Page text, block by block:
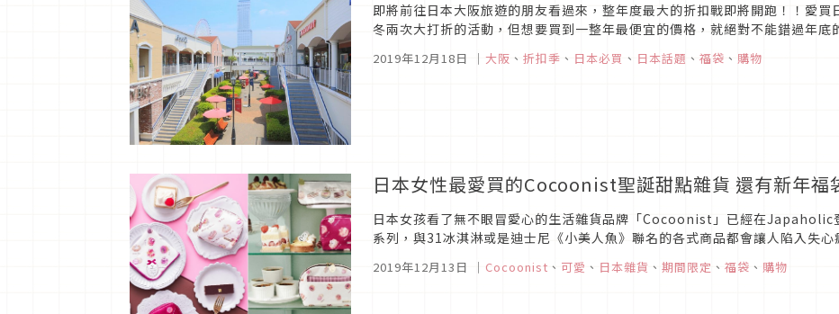
即將前往日本大阪旅遊的朋友看過來，整年度最大的折扣戰即將開跑！！愛買
冬兩次大打折的活動，但想要買到一整年最便宜的價格，就絕對不能錯過年
公司精品服飾，折扣季時可能用不到一半的價錢就可入手。編輯部這次整理了
2019年12月18日 ｜ 大阪 、 折扣季 、 日本必買 、 日本話題 、 福袋 、 購物
日本女性最愛買的Cocoonist聖誕甜點雜貨 還有新年福
日本女孩看了無不眼冒愛心的生活雜貨品牌「Cocoonist」已經在Japaholic
系列，與31冰淇淋或是迪士尼《小美人魚》聯名的各式商品都會讓人陷入失
2019年12月13日 ｜ Cocoonist 、 可愛 、 日本雜貨 、 期間限定 、 福袋 、 購物